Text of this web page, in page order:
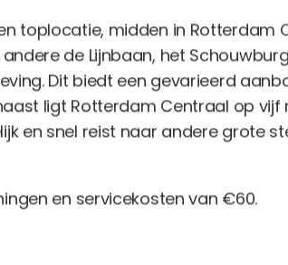
toplocatie, midden in Rotterdam
de Lijnbaan, het
Dit biedt een gevarieerd
ligt Rotterdam Centraal op vijf
en snel reist naar andere grote
en servicekosten van €60.